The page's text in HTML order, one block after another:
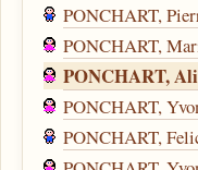
PONCHART,
PONCHART,
PONCHART,
PONCHART,
PONCHART,